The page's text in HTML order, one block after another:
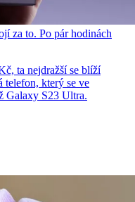
za to. Po pár hodinách
ta nejdražší se blíží
telefon, který se ve
Galaxy S23 Ultra.